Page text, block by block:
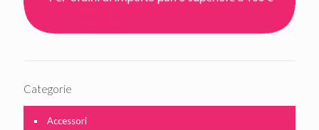
Categorie
Accessori